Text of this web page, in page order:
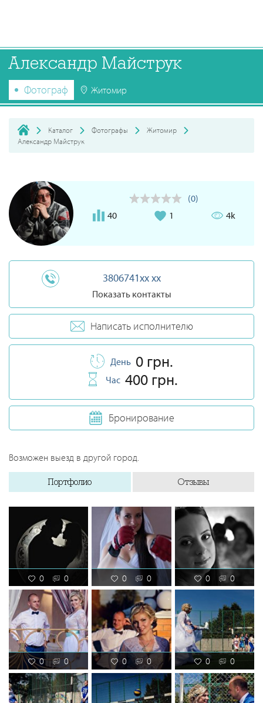
Александр Майструк
Фотограф Житомир
Каталог Фотографы
Житомир
Александр Майструк
(0)
40
1 4k
3806741xx xx
Показать контакты
Написать исполнителю
День 0 грн.
Час 400 грн.
Бронирование
Возможен выезд в другой город.
Портфолио Отзывы
0 0 0 0 0 0
0 0 0 0 0 0